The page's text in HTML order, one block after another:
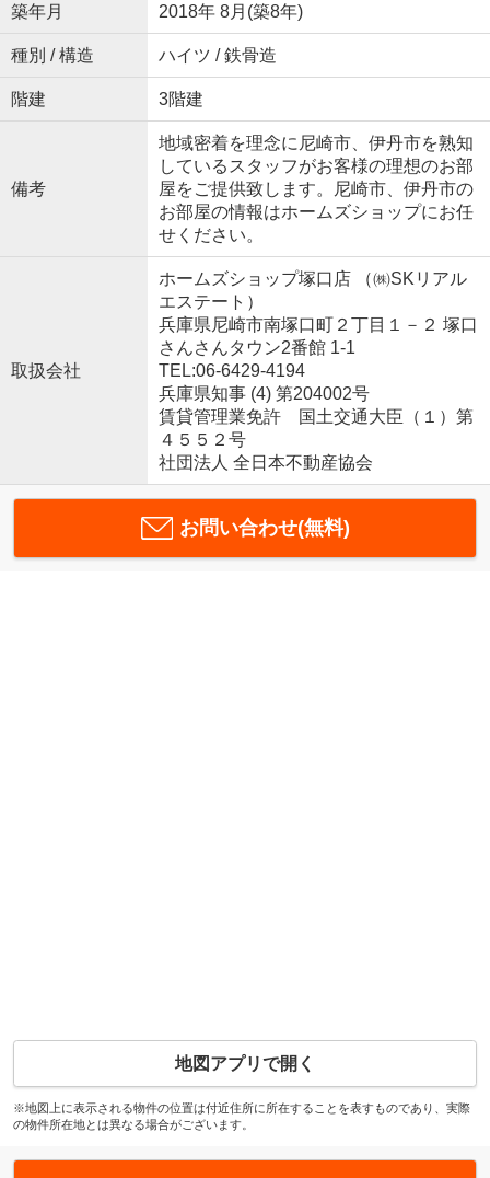
築年月 2018年 8月(築8年)
種別 / 構造 ハイツ / 鉄骨造
階建 3階建
備考
地域密着を理念に尼崎市、伊丹市を熟知
しているスタッフがお客様の理想のお部
屋をご提供致します。尼崎市、伊丹市の
お部屋の情報はホームズショップにお任
せください。
取扱会社
ホームズショップ塚口店 （㈱SKリアル
エステート）
兵庫県尼崎市南塚口町２丁目１－２ 塚口
さんさんタウン2番館 1-1
TEL:06-6429-4194
兵庫県知事 (4) 第204002号
賃貸管理業免許 国土交通大臣（１）第
４５５２号
社団法人 全日本不動産協会
お問い合わせ(無料)
地図アプリで開く
※地図上に表示される物件の位置は付近住所に所在することを表すものであり、実際
の物件所在地とは異なる場合がございます。